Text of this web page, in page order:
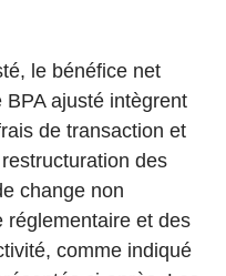
le bénéfice net
ajusté intègrent
de transaction et
des
change non
réglementaire et des
comme indiqué